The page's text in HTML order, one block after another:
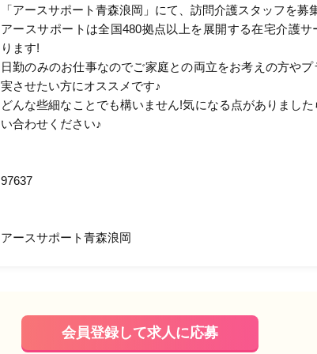
「アースサポート青森浪岡」にて、訪問介護スタッフを募
アースサポートは全国480拠点以上を展開する在宅介護サ
ります!
日勤のみのお仕事なのでご家庭との両立をお考えの方や
実させたい方にオススメです♪
どんな些細なことでも構いません!気になる点がありまし
い合わせください♪
97637
アースサポート青森浪岡
会員登録して求人に応募